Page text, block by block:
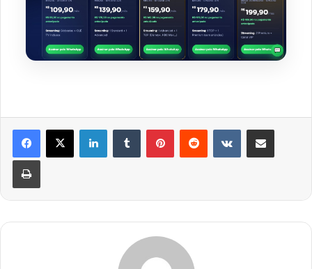
LinkedinTumblr PinterestReddit VK Compartilhar via e-mail
Imprimir